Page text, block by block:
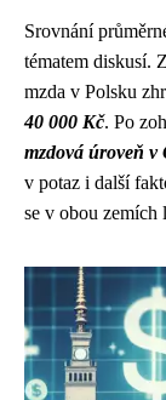
Srovnání
tématem diskusí.
mzda v Polsku
40 000 Kč. Po
mzdová úroveň v
v potaz i další
se v obou zemích